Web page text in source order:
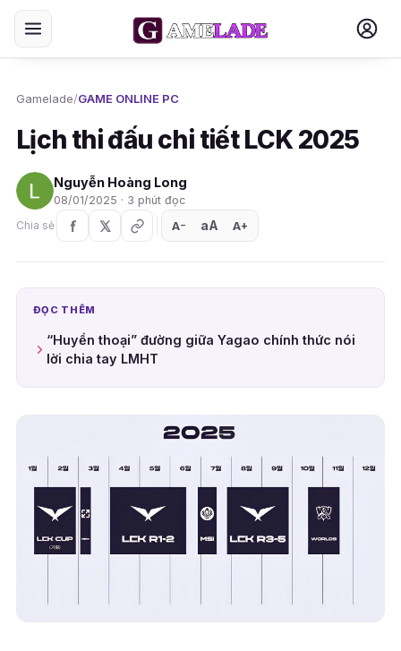
Gamelade/GAME ONLINE PC
Lịch thi đấu chi tiết LCK 2025
Nguyễn Hoàng Long
08/01/2025 · 3 phút đọc
Chia sẻ
A− aA A+
ĐỌC THÊM
“Huyền thoại” đường giữa Yagao chính thức nói
lời chia tay LMHT